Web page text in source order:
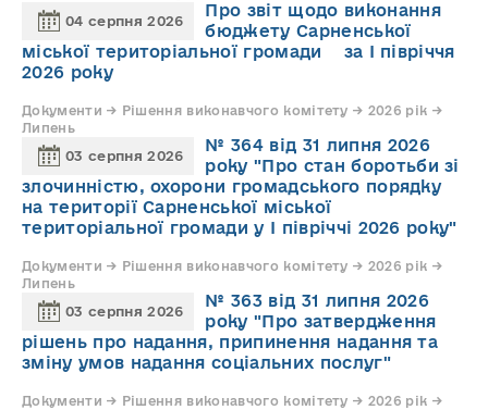
04 серпня 2026
Про звіт щодо виконання
бюджету Сарненської
міської територіальної громади за І півріччя
2026 року
Документи → Рішення виконавчого комітету → 2026 рік →
Липень
03 серпня 2026
№ 364 від 31 липня 2026
року "Про стан боротьби зі
злочинністю, охорони громадського порядку
на території Сарненської міської
територіальної громади у І півріччі 2026 року"
Документи → Рішення виконавчого комітету → 2026 рік →
Липень
03 серпня 2026
№ 363 від 31 липня 2026
року "Про затвердження
рішень про надання, припинення надання та
зміну умов надання соціальних послуг"
Документи → Рішення виконавчого комітету → 2026 рік →